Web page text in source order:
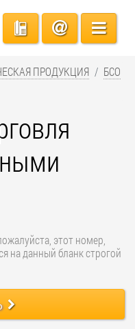
ПРОДУКЦИЯ
БСО
этот номер,
на данный бланк строгой